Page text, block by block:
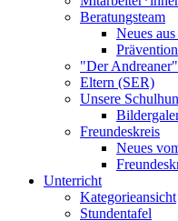
Beratungsteam
Neues
Prävention
"Der Andreaner"
Eltern (SER)
Unsere
Freundeskreis
Neues
Unterricht
Kategorieansicht
Stundentafel